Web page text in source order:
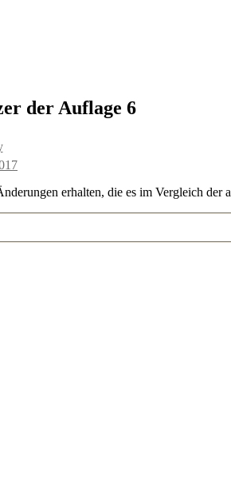
der Auflage 6
erhalten, die es im Vergleich der